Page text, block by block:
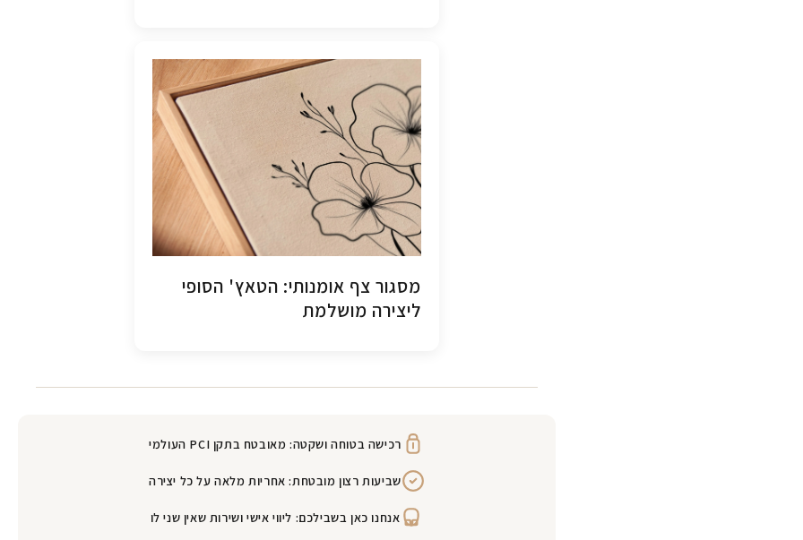
מסגור צף אומנותי: הטאץ' הסופי
ליצירה מושלמת
רכישה בטוחה ושקטה: מאובטח בתקן PCI העולמי
שביעות רצון מובטחת: אחריות מלאה על כל יצירה
אנחנו כאן בשבילכם: ליווי אישי ושירות שאין שני לו